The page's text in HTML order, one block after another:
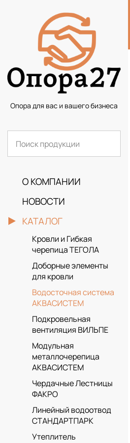
Опора для вас и вашего бизнеса
О КОМПАНИИ
НОВОСТИ
КАТАЛОГ
Кровли и Гибкая
черепица ТЕГОЛА
Доборные элементы
для кровли
Водосточная система
АКВАСИСТЕМ
Подкровельная
вентиляция ВИЛЬПЕ
Модульная
металлочерепица
АКВАСИСТЕМ
Чердачные Лестницы
ФАКРО
Линейный водоотвод
СТАНДАРТПАРК
Утеплитель